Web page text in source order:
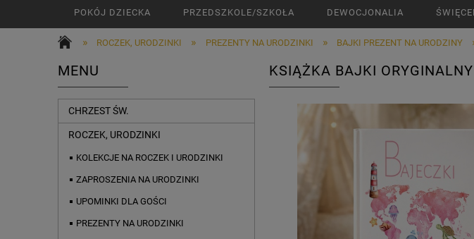
POKÓJ DZIECKA PRZEDSZKOLE/SZKOŁA DEWOCJONALIA
» ROCZEK, URODZINKI » PREZENTY NA URODZINKI » BAJKI PREZENT NA URODZINY
MENU
CHRZEST ŚW.
ROCZEK, URODZINKI
KOLEKCJE NA ROCZEK I URODZINKI
ZAPROSZENIA NA URODZINKI
UPOMINKI DLA GOŚCI
PREZENTY NA URODZINKI
KSIĄŻKA BAJKI